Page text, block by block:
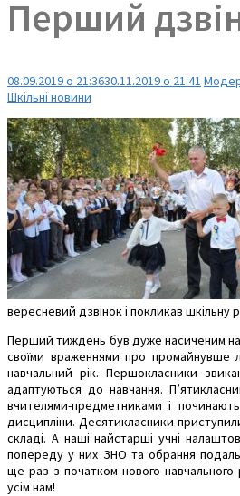
Перший
08.09.2019 о 21:3630.11.2019 о 21:41
Шкільні новини
вересневий дзвінок і покликав шкільну
Перший тиждень був дуже насиченим на
своїми враженнями про промайнувше
навчальний рік. Першокласники
адаптуються до навчання.
вчителями-предметниками і
дисципліни. Десятикласники
складі. А наші найстарші учні
попереду у них ЗНО та обрання
ще раз з початком нового навчального
усім нам!